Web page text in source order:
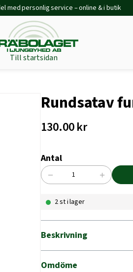
med personlig service – online & i butik
Till startsidan
Rundsatav
130.00kr
Antal
Rundsatav
obh
2500mm
mängd
− +
2 st i lager
Beskrivning
Omdöme